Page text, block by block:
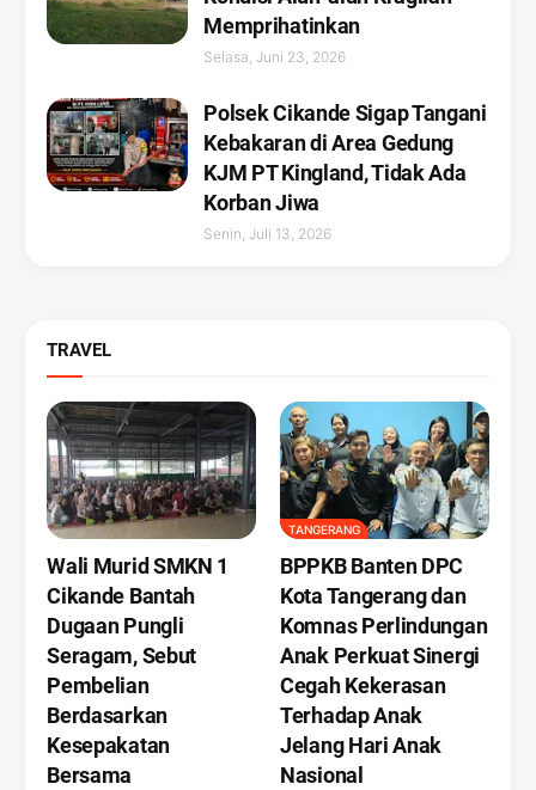
Memprihatinkan
Selasa, Juni 23, 2026
Polsek Cikande Sigap Tangani
Kebakaran di Area Gedung
KJM PT Kingland, Tidak Ada
Korban Jiwa
Senin, Juli 13, 2026
TRAVEL
Wali Murid SMKN 1
Cikande Bantah
Dugaan Pungli
Seragam, Sebut
Pembelian
Berdasarkan
Kesepakatan
Bersama
TANGERANG
BPPKB Banten DPC
Kota Tangerang dan
Komnas Perlindungan
Anak Perkuat Sinergi
Cegah Kekerasan
Terhadap Anak
Jelang Hari Anak
Nasional